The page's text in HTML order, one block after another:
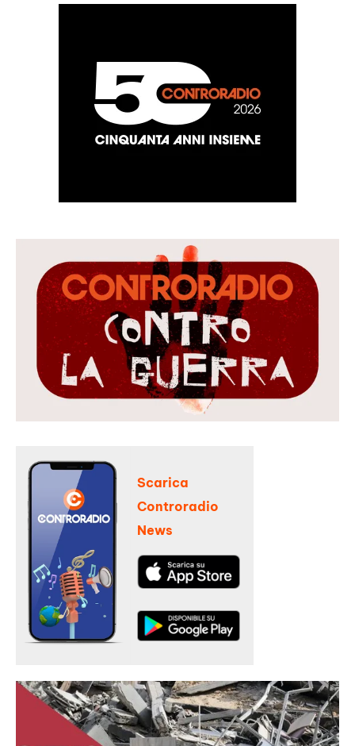
Scarica
Controradio
News